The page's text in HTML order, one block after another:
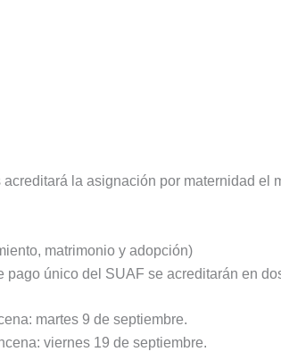
acreditará la asignación por maternidad el
matrimonio y adopción)
pago único del SUAF se acreditarán en
martes 9 de septiembre.
viernes 19 de septiembre.